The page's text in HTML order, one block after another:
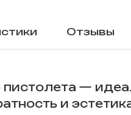
Отзывы
—
и